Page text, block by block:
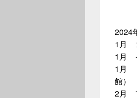
2024
1月
1月
1月
館）
2月